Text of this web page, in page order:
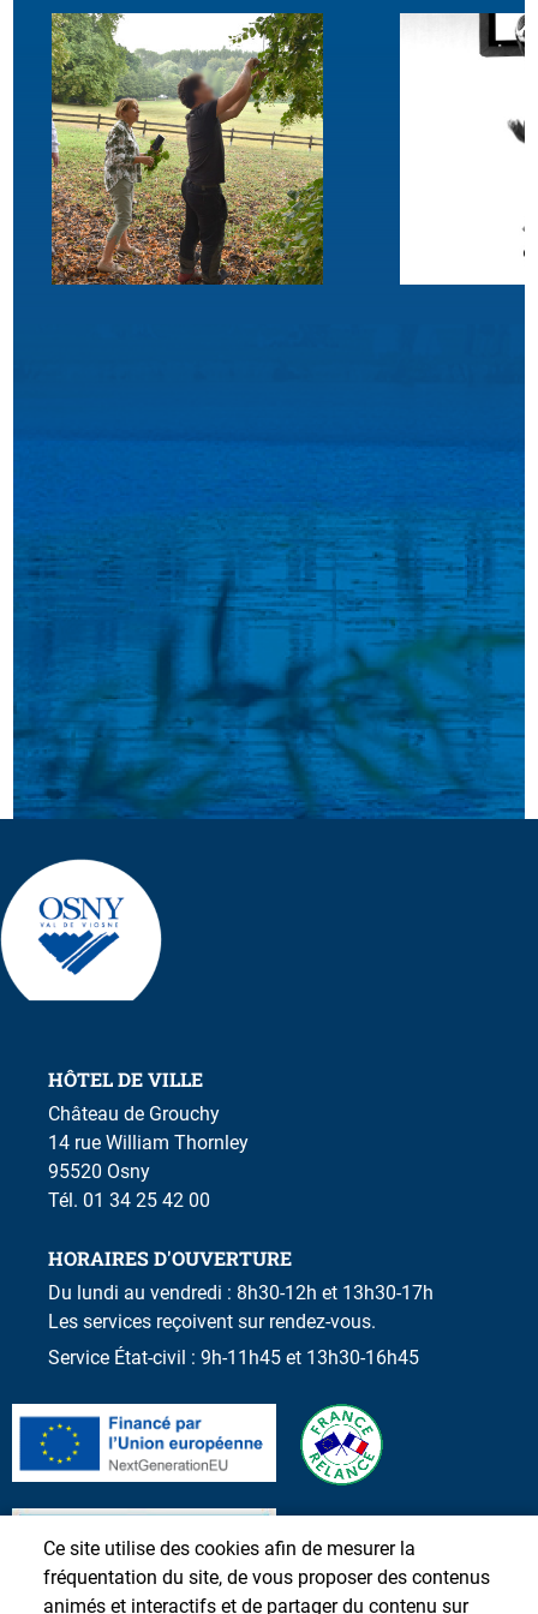
HÔTEL DE VILLE
Château de Grouchy
14 rue William Thornley
95520 Osny
Tél. 01 34 25 42 00
HORAIRES D'OUVERTURE
Du lundi au vendredi : 8h30-12h et 13h30-17h
Les services reçoivent sur rendez-vous.
Service État-civil : 9h-11h45 et 13h30-16h45
Ce site utilise des cookies afin de mesurer la
fréquentation du site, de vous proposer des contenus
animés et interactifs et de partager du contenu sur